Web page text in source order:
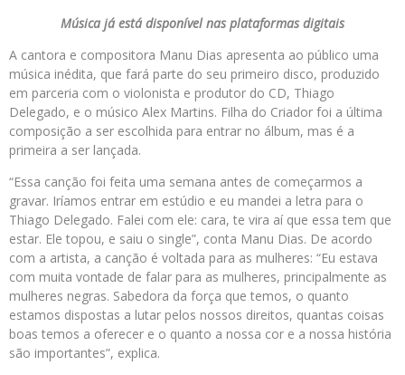
Música já está disponível nas plataformas digitais
A cantora e compositora Manu Dias apresenta ao público uma
música inédita, que fará parte do seu primeiro disco, produzido
em parceria com o violonista e produtor do CD, Thiago
Delegado, e o músico Alex Martins. Filha do Criador foi a última
composição a ser escolhida para entrar no álbum, mas é a
primeira a ser lançada.
“Essa canção foi feita uma semana antes de começarmos a
gravar. Iríamos entrar em estúdio e eu mandei a letra para o
Thiago Delegado. Falei com ele: cara, te vira aí que essa tem que
estar. Ele topou, e saiu o single”, conta Manu Dias. De acordo
com a artista, a canção é voltada para as mulheres: “Eu estava
com muita vontade de falar para as mulheres, principalmente as
mulheres negras. Sabedora da força que temos, o quanto
estamos dispostas a lutar pelos nossos direitos, quantas coisas
boas temos a oferecer e o quanto a nossa cor e a nossa história
são importantes”, explica.